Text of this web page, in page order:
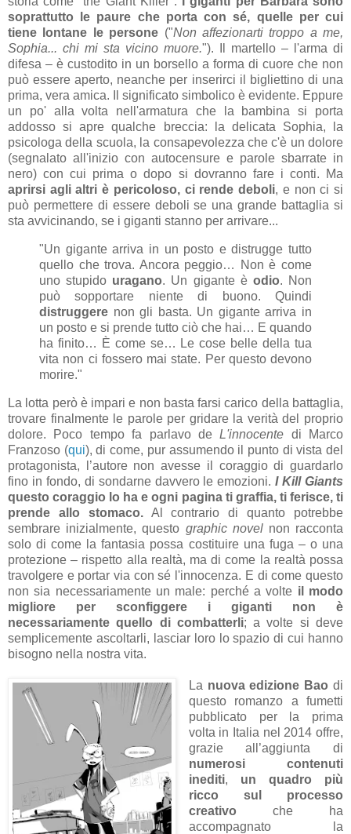
soprattutto le paure che porta con sé, quelle per cui
tiene lontane le persone ("Non affezionarti troppo a me,
Sophia... chi mi sta vicino muore."). Il martello – l'arma di
difesa – è custodito in un borsello a forma di cuore che non
può essere aperto, neanche per inserirci il bigliettino di una
prima, vera amica. Il significato simbolico è evidente. Eppure
un po' alla volta nell'armatura che la bambina si porta
addosso si apre qualche breccia: la delicata Sophia, la
psicologa della scuola, la consapevolezza che c'è un dolore
(segnalato all'inizio con autocensure e parole sbarrate in
nero) con cui prima o dopo si dovranno fare i conti. Ma
aprirsi agli altri è pericoloso, ci rende deboli, e non ci si
può permettere di essere deboli se una grande battaglia si
sta avvicinando, se i giganti stanno per arrivare...
"Un gigante arriva in un posto e distrugge tutto
quello che trova. Ancora peggio… Non è come
uno stupido uragano. Un gigante è odio. Non
può sopportare niente di buono. Quindi
distruggere non gli basta. Un gigante arriva in
un posto e si prende tutto ciò che hai… E quando
ha finito… È come se… Le cose belle della tua
vita non ci fossero mai state. Per questo devono
morire."
La lotta però è impari e non basta farsi carico della battaglia,
trovare finalmente le parole per gridare la verità del proprio
dolore. Poco tempo fa parlavo deL'innocente di Marco
Franzoso (qui), di come, pur assumendo il punto di vista del
protagonista, l’autore non avesse il coraggio di guardarlo
fino in fondo, di sondarne davvero le emozioni.I Kill Giants
questo coraggio lo ha e ogni pagina ti graffia, ti ferisce, ti
prende allo stomaco.Al contrario di quanto potrebbe
sembrare inizialmente, questo graphic novelnon racconta
solo di come la fantasia possa costituire una fuga – o una
protezione – rispetto alla realtà, ma di come la realtà possa
travolgere e portar via con sé l'innocenza. E di come questo
non sia necessariamente un male: perché a volte il modo
migliore per sconfiggere i giganti non è
necessariamente quello di combatterli; a volte si deve
semplicemente ascoltarli, lasciar loro lo spazio di cui hanno
bisogno nella nostra vita.
La nuova edizione Bao di
questo romanzo a fumetti
pubblicato per la prima
volta in Italia nel 2014 offre,
grazie all’aggiunta di
numerosi contenuti
inediti, un quadro più
ricco sul processo
creativo che ha
accompagnato la